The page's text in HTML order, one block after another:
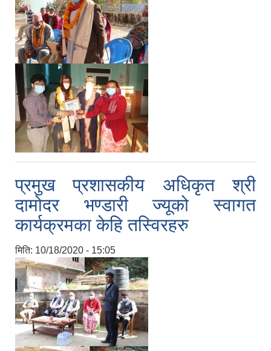
प्रमुख प्रशासकीय अधिकृत श्री
दामोदर भण्डारी ज्यूको स्वागत
कार्यक्रमका केहि तस्विरहरु
मिति: 10/18/2020 - 15:05